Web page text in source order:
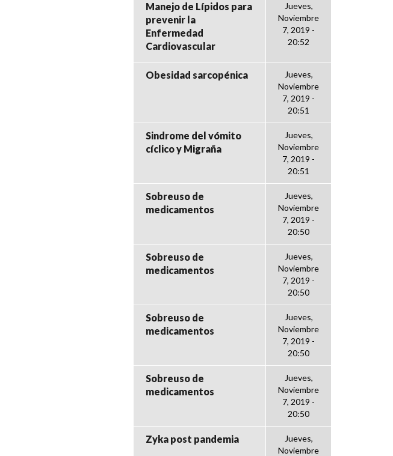
Manejo de Lípidos para
prevenir la
Enfermedad
Cardiovascular
Jueves,
Noviembre
7, 2019 -
20:52
Obesidad sarcopénica
Jueves,
Noviembre
7, 2019 -
20:51
Sindrome del vómito
cíclico y Migraña
Jueves,
Noviembre
7, 2019 -
20:51
Sobreuso de
medicamentos
Jueves,
Noviembre
7, 2019 -
20:50
Sobreuso de
medicamentos
Jueves,
Noviembre
7, 2019 -
20:50
Sobreuso de
medicamentos
Jueves,
Noviembre
7, 2019 -
20:50
Sobreuso de
medicamentos
Jueves,
Noviembre
7, 2019 -
20:50
Zyka post pandemia
Jueves,
Noviembre